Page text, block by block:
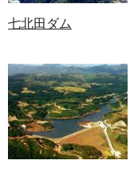
七北田ダム